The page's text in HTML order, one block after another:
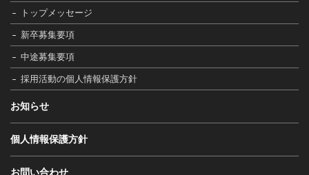
トップメッセージ
新卒募集要項
中途募集要項
採用活動の個人情報保護方針
お知らせ
個人情報保護方針
お問い合わせ